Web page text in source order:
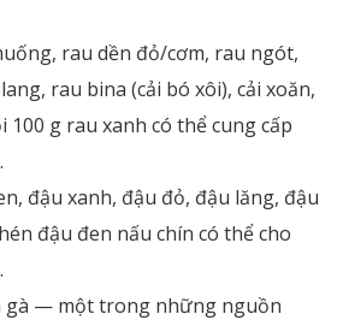
rau dền đỏ/cơm, rau ngót,
rau bina (cải bó xôi), cải xoăn,
100 g rau xanh có thể cung cấp
đậu xanh, đậu đỏ, đậu lăng, đậu
đậu đen nấu chín có thể cho
gà — một trong những nguồn